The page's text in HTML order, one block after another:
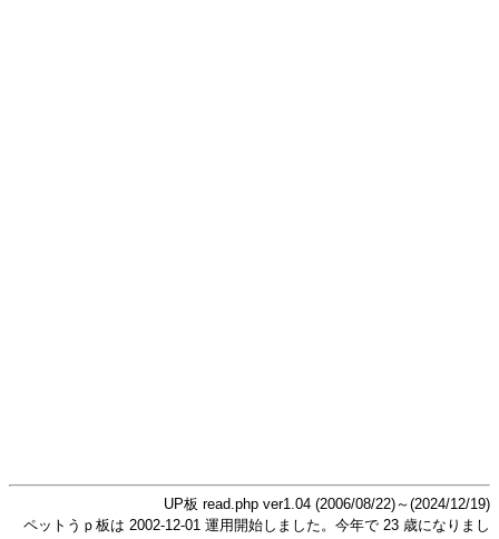
UP板 read.php ver1.04 (2006/08/22)～(2024/12/19)
ペットうｐ板は 2002-12-01 運用開始しました。今年で 23 歳になりまし